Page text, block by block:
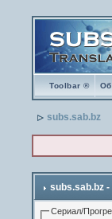
Toolbar ®
subs.sab.bz
subs.sab.bz
Сериал/